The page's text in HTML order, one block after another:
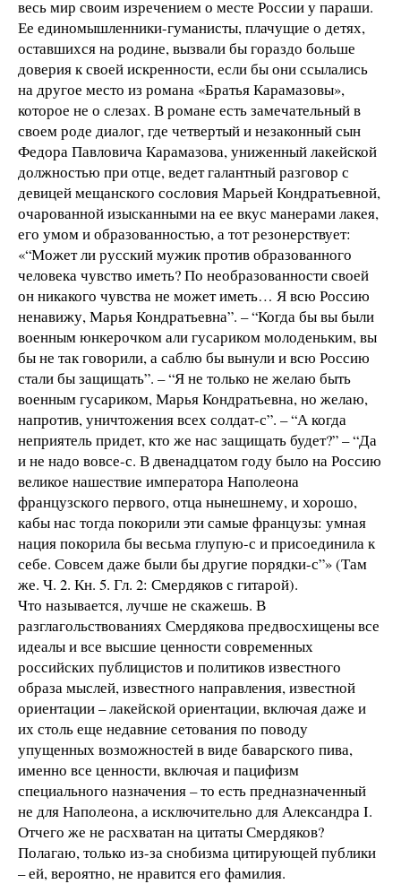
весь мир своим изречением о месте России у параши.
Ее единомышленники-гуманисты, плачущие о детях,
оставшихся на родине, вызвали бы гораздо больше
доверия к своей искренности, если бы они ссылались
на другое место из романа «Братья Карамазовы»,
которое не о слезах. В романе есть замечательный в
своем роде диалог, где четвертый и незаконный сын
Федора Павловича Карамазова, униженный лакейской
должностью при отце, ведет галантный разговор с
девицей мещанского сословия Марьей Кондратьевной,
очарованной изысканными на ее вкус манерами лакея,
его умом и образованностью, а тот резонерствует:
«“Может ли русский мужик против образованного
человека чувство иметь? По необразованности своей
он никакого чувства не может иметь… Я всю Россию
ненавижу, Марья Кондратьевна”. – “Когда бы вы были
военным юнкерочком али гусариком молоденьким, вы
бы не так говорили, а саблю бы вынули и всю Россию
стали бы защищать”. – “Я не только не желаю быть
военным гусариком, Марья Кондратьевна, но желаю,
напротив, уничтожения всех солдат-с”. – “А когда
неприятель придет, кто же нас защищать будет?” – “Да
и не надо вовсе-с. В двенадцатом году было на Россию
великое нашествие императора Наполеона
французского первого, отца нынешнему, и хорошо,
кабы нас тогда покорили эти самые французы: умная
нация покорила бы весьма глупую-с и присоединила к
себе. Совсем даже были бы другие порядки-с”» (Там
же. Ч. 2. Кн. 5. Гл. 2: Смердяков с гитарой).
Что называется, лучше не скажешь. В
разглагольствованиях Смердякова предвосхищены все
идеалы и все высшие ценности современных
российских публицистов и политиков известного
образа мыслей, известного направления, известной
ориентации – лакейской ориентации, включая даже и
их столь еще недавние сетования по поводу
упущенных возможностей в виде баварского пива,
именно все ценности, включая и пацифизм
специального назначения – то есть предназначенный
не для Наполеона, а исключительно для Александра I.
Отчего же не расхватан на цитаты Смердяков?
Полагаю, только из-за снобизма цитирующей публики
– ей, вероятно, не нравится его фамилия.